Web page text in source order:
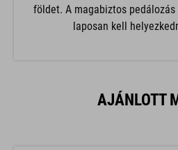
földet. A magabiztos
laposan kell
AJÁNLOTT